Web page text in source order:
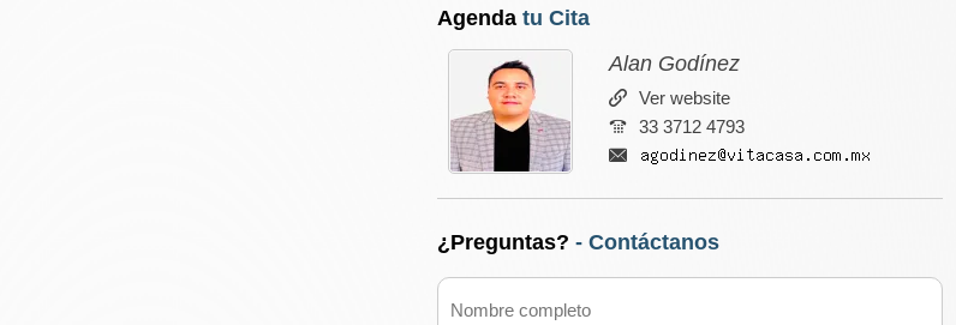
Agendatu Cita
Alan Godínez
Ver website
33 3712 4793
¿Preguntas? - Contáctanos